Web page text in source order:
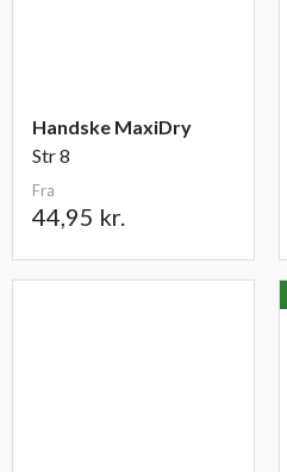
Handske MaxiDry
Str 8
Fra
44,95 kr.